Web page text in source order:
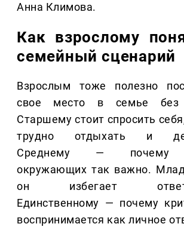
Анна Климова.
Как взрослому
семейный сценарий
Взрослым тоже полезно
свое место в семье без
Старшему стоит спросить
трудно отдыхать и
Среднему — почему
окружающих так важно.
он избегает
Единственному — почему
воспринимается как личное